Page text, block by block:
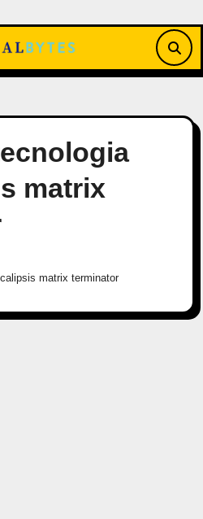
matrix
matrix terminator